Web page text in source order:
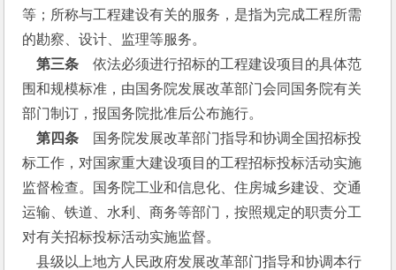
等；所称与工程建设有关的服务，是指为完成工程所需
的勘察、设计、监理等服务。
第三条 依法必须进行招标的工程建设项目的具体范
围和规模标准，由国务院发展改革部门会同国务院有关
部门制订，报国务院批准后公布施行。
第四条 国务院发展改革部门指导和协调全国招标投
标工作，对国家重大建设项目的工程招标投标活动实施
监督检查。国务院工业和信息化、住房城乡建设、交通
运输、铁道、水利、商务等部门，按照规定的职责分工
对有关招标投标活动实施监督。
县级以上地方人民政府发展改革部门指导和协调本行